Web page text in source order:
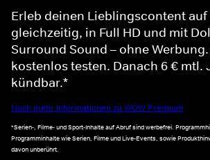
Erleb deinen Lieblingscontent auf
gleichzeitig, in Full HD und mit
Surround Sound – ohne Werbung.
kostenlos testen. Danach 6 € mtl.
kündbar.*
Noch mehr Informationen zu WOW Premium
*Serien-, Filme- und Sport-Inhalte auf Abruf sind werbefrei.
Programminhalte wie Serien, Filme und Live-Events, sowie
davon unberührt.